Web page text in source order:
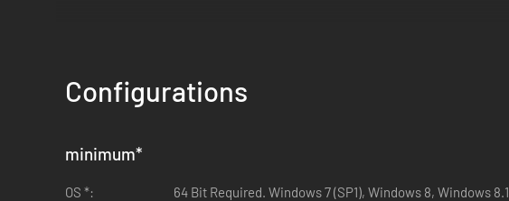
Configurations
minimum*
OS *:
64 Bit Required. Windows 7 (SP1), Windows 8, Windows